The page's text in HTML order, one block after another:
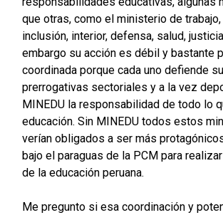
que otras, como el ministerio de
inclusión, interior, defensa, salud,
embargo su acción es débil y bastante
coordinada porque cada uno defiende
prerrogativas sectoriales y a la vez
MINEDU la responsabilidad de todo lo
educación. Sin MINEDU todos estos
verían obligados a ser más
bajo el paraguas de la PCM para
de la educación peruana.
Me pregunto si esa coordinación y